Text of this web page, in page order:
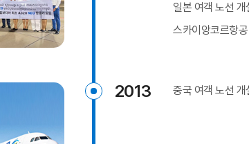
일본 여객 노선
스카이앙코르항
2013 중국 여객 노선 개
그룹문의